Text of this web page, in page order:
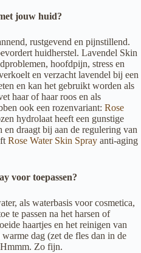
jouw huid?
rustgevend en pijnstillend.
huidherstel. Lavendel Skin
hoofdpijn, stress en
en verzacht lavendel bij een
en kan het gebruikt worden als
haar of haar roos en als
ook een rozenvariant: Rose
hydrolaat heeft een gunstige
draagt bij aan de regulering van
Rose Water Skin Spray anti-aging
voor toepassen?
als waterbasis voor cosmetica,
te passen na het harsen of
haartjes en het reinigen van
dag (zet de fles dan in de
Zo fijn.